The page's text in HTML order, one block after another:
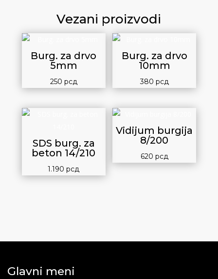
Vezani proizvodi
Burg. za drvo
5mm
250 рсд
Burg. za drvo
10mm
380 рсд
SDS burg. za
beton 14/210
1.190рсд
Vidijum burgija
8/200
620 рсд
Glavni meni